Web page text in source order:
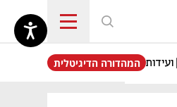
ועידות
נפתח בכרטיסייה חדשה
המהדורה הדיגיטלית